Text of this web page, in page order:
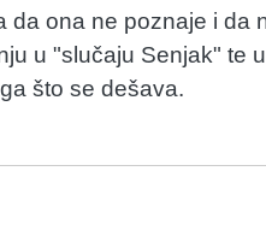
da ona ne poznaje i da
u "slučaju Senjak" te
što se dešava.